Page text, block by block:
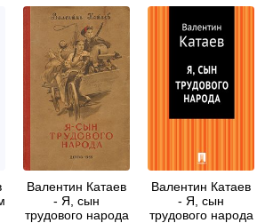
Валентин Катаев
- Я, сын
трудового народа
Валентин Катаев
- Я, сын
трудового народа